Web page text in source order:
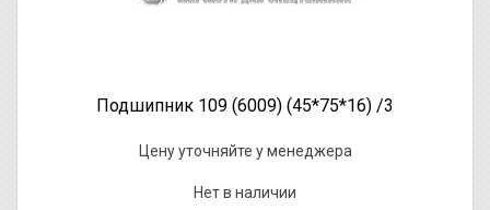
Подшипник 109 (6009) (45*75*16) /3
Цену уточняйте у менеджера
Нет в наличии